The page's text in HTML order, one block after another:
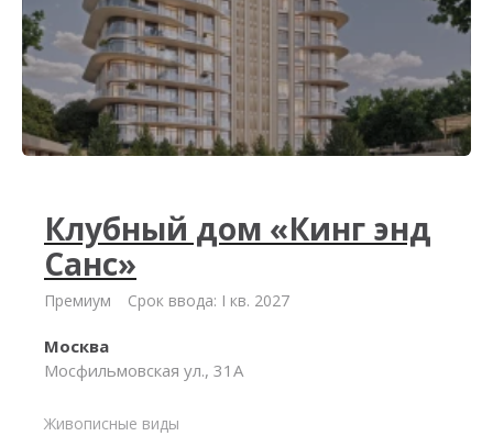
Клубный дом «Кинг энд
Санс»
Премиум Срок ввода: I кв. 2027
Москва
Мосфильмовская ул., 31А
Живописные виды